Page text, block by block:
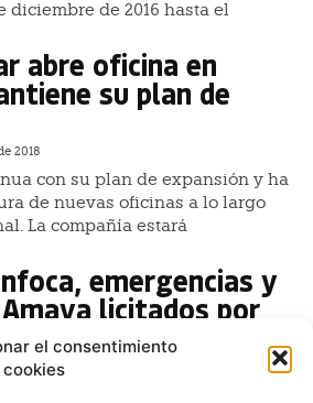
el consentimiento
diciembre de 2016 hasta el
abre oficina en
su plan de
2018
con su plan de expansión y ha
de nuevas oficinas a lo largo
La compañía estará
emergencias y
licitados por
2018